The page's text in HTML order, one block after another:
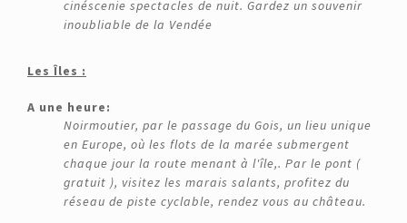
cinéscenie spectacles de nuit. Gardez un souvenir
inoubliable de la Vendée
Les Îles :
A une heure:
Noirmoutier, par le passage du Gois, un lieu unique
en Europe, où les flots de la marée submergent
chaque jour la route menant à l'île,. Par le pont (
gratuit ), visitez les marais salants, profitez du
réseau de piste cyclable, rendez vous au château.